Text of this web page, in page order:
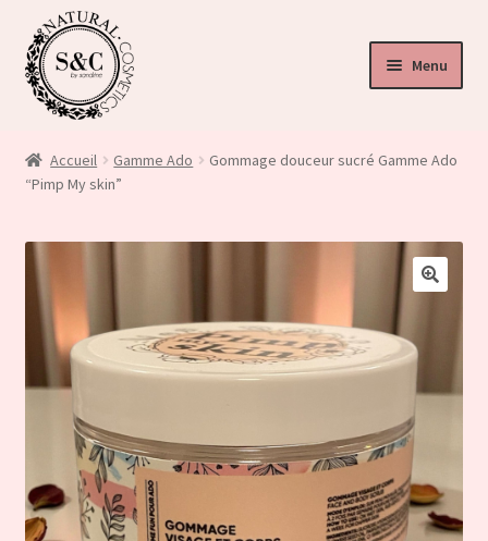
Menu
Accueil Gamme Ado
Gommage douceur sucré Gamme Ado
“Pimp My skin”